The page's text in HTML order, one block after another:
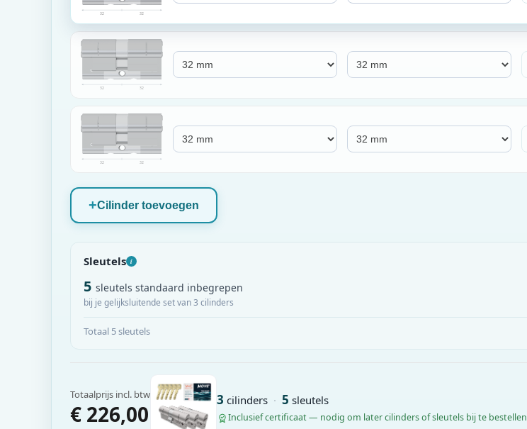
32 32
32 32
32 32
Cilinder toevoegen
Sleutels i
5 sleutels standaard inbegrepen
bij je gelijksluitende set van 3 cilinders
Totaal 5 sleutels
Totaalprijs incl. btw
€ 226,00
3 cilinders · 5 sleutels
Inclusief certificaat — nodig om later cilinders of sleutels bij te bestellen